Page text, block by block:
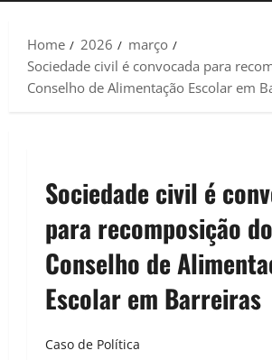
Home
2026
março
Sociedade civil é convocada para
Conselho de Alimentação Escolar em
Sociedade civil é
para recomposição do
Conselho de
Escolar em Barreiras
Caso de Política